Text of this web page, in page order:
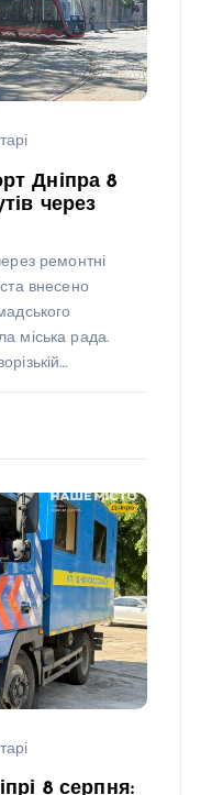
Дніпра 8
через
ремонтні
внесено
міська рада.
8 серпня: